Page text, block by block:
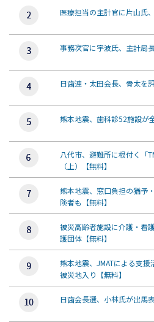
医療担当の主計官に片山
事務次官に宇波氏、主計
日歯連・太田会長、骨太
熊本地震、歯科診52施設
八代市、避難所に根付く
（上）【無料】
熊本地震、窓口負担の猶
険者も【無料】
被災高齢者施設に介護・
護団体【無料】
熊本地震、JMATによる支
被災地入り【無料】
日歯会長選、小林氏が出